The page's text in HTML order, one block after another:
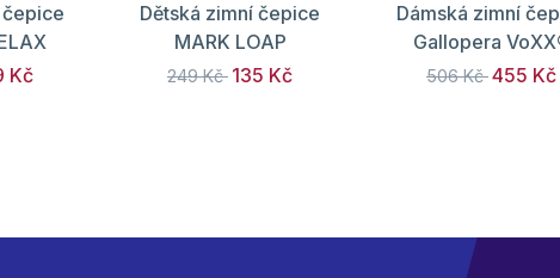
čepice
Kč
Dětská zimní čepice
MARK LOAP
249 Kč 135 Kč
Dámská zimní
Gallopera
506 Kč455 Kč